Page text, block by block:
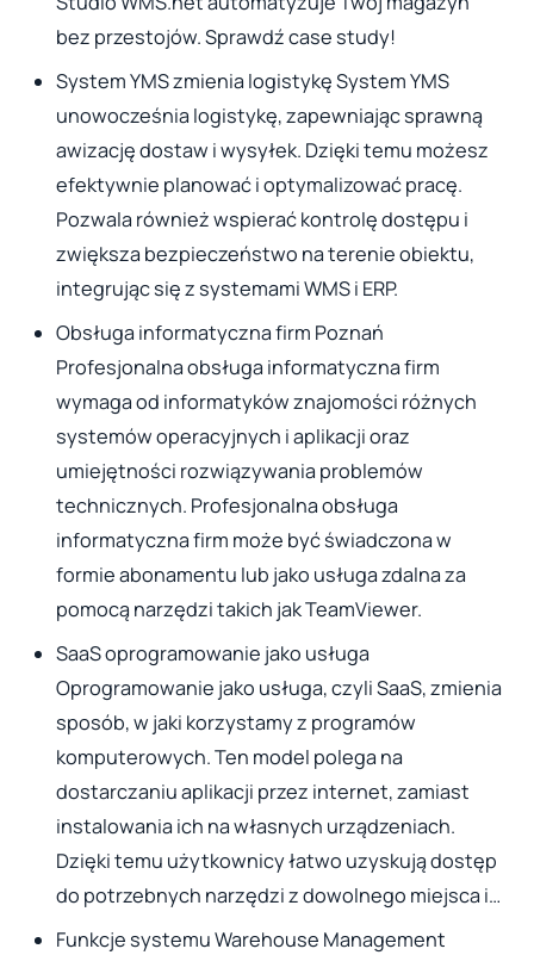
bez przestojów. Sprawdź case study!
System YMS zmienia logistykę System YMS
unowocześnia logistykę, zapewniając sprawną
awizację dostaw i wysyłek. Dzięki temu możesz
efektywnie planować i optymalizować pracę.
Pozwala również wspierać kontrolę dostępu i
zwiększa bezpieczeństwo na terenie obiektu,
integrując się z systemami WMS i ERP.
Obsługa informatyczna firm Poznań
Profesjonalna obsługa informatyczna firm
wymaga od informatyków znajomości różnych
systemów operacyjnych i aplikacji oraz
umiejętności rozwiązywania problemów
technicznych. Profesjonalna obsługa
informatyczna firm może być świadczona w
formie abonamentu lub jako usługa zdalna za
pomocą narzędzi takich jak TeamViewer.
SaaS oprogramowanie jako usługa
Oprogramowanie jako usługa, czyli SaaS, zmienia
sposób, w jaki korzystamy z programów
komputerowych. Ten model polega na
dostarczaniu aplikacji przez internet, zamiast
instalowania ich na własnych urządzeniach.
Dzięki temu użytkownicy łatwo uzyskują dostęp
do potrzebnych narzędzi z dowolnego miejsca i…
Funkcje systemu Warehouse Management